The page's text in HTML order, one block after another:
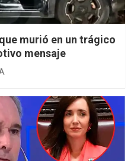
murió en un trágico
mensaje